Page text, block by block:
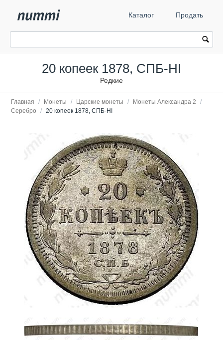
Каталог Продать
20 копеек 1878, СПБ-HI
Редкие
Главная / Монеты / Царские монеты / Монеты Александра 2
/
Серебро
/ 20 копеек 1878, СПБ-HI